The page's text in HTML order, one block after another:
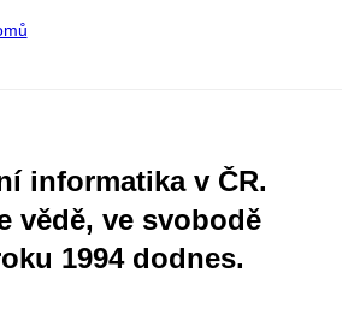
informatika v ČR.
vědě, ve svobodě
1994 dodnes.